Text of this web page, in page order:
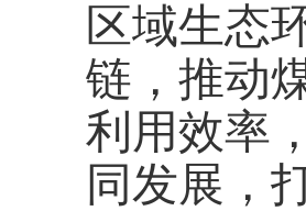
区域生态
链，推动
利用效率
同发展，